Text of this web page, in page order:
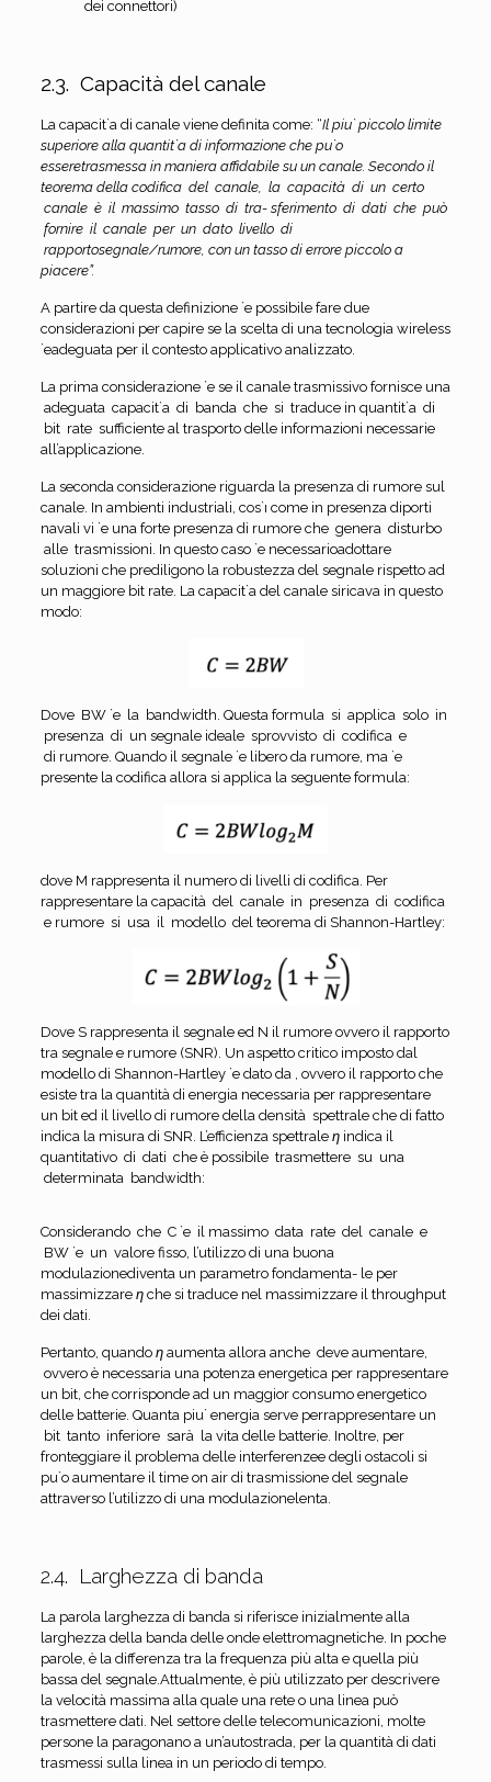
dei connettori)
2.3. Capacità del canale
La capacit`a di canale viene definita come: “Il piu` piccolo limite
superiore alla quantit`a di informazione che pu`o
esseretrasmessa in maniera affidabile su un canale. Secondo il
teorema della codifica del canale, la capacità di un certo
canale è il massimo tasso di tra- sferimento di dati che può
fornire il canale per un dato livello di
rapportosegnale/rumore, con un tasso di errore piccolo a
piacere”.
A partire da questa definizione `e possibile fare due
considerazioni per capire se la scelta di una tecnologia wireless
`eadeguata per il contesto applicativo analizzato.
La prima considerazione `e se il canale trasmissivo fornisce una
adeguata capacit`a di banda che si traduce in quantit`a di
bit rate sufficiente al trasporto delle informazioni necessarie
all’applicazione.
La seconda considerazione riguarda la presenza di rumore sul
canale. In ambienti industriali, cos`ı come in presenza diporti
navali vi `e una forte presenza di rumore che genera disturbo
alle trasmissioni. In questo caso `e necessarioadottare
soluzioni che prediligono la robustezza del segnale rispetto ad
un maggiore bit rate. La capacit`a del canale siricava in questo
modo:
Dove BW `e la bandwidth. Questa formula si applica solo in
presenza di un segnale ideale sprovvisto di codifica e
di rumore. Quando il segnale `e libero da rumore, ma `e
presente la codifica allora si applica la seguente formula:
dove M rappresenta il numero di livelli di codifica. Per
rappresentare la capacità del canale in presenza di codifica
e rumore si usa il modello del teorema di Shannon-Hartley:
Dove S rappresenta il segnale ed N il rumore ovvero il rapporto
tra segnale e rumore (SNR). Un aspetto critico imposto dal
modello di Shannon-Hartley `e dato da , ovvero il rapporto che
esiste tra la quantità di energia necessaria per rappresentare
un bit ed il livello di rumore della densità spettrale che di fatto
indica la misura di SNR. L’efficienza spettrale η indica il
quantitativo di dati che è possibile trasmettere su una
determinata bandwidth:
Considerando che C `e il massimo data rate del canale e
BW `e un valore fisso, l’utilizzo di una buona
modulazionediventa un parametro fondamenta- le per
massimizzare η che si traduce nel massimizzare il throughput
dei dati.
Pertanto, quando η aumenta allora anche deve aumentare,
ovvero è necessaria una potenza energetica per rappresentare
un bit, che corrisponde ad un maggior consumo energetico
delle batterie. Quanta piu` energia serve perrappresentare un
bit tanto inferiore sarà la vita delle batterie. Inoltre, per
fronteggiare il problema delle interferenzee degli ostacoli si
pu`o aumentare il time on air di trasmissione del segnale
attraverso l’utilizzo di una modulazionelenta.
2.4. Larghezza di banda
La parola larghezza di banda si riferisce inizialmente alla
larghezza della banda delle onde elettromagnetiche. In poche
parole, è la differenza tra la frequenza più alta e quella più
bassa del segnale.Attualmente, è più utilizzato per descrivere
la velocità massima alla quale una rete o una linea può
trasmettere dati. Nel settore delle telecomunicazioni, molte
persone la paragonano a un’autostrada, per la quantità di dati
trasmessi sulla linea in un periodo di tempo.